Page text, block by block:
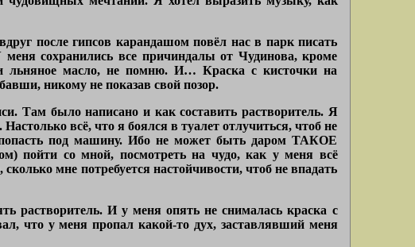
после гипсов карандашом повёл нас в парк писать
сохранились все причиндалы от Чудинова, кроме
льняное масло, не помню. И… Краска с кисточки на
никому не показав свой позор.
Там было написано и как составить растворитель. Я
всё, что я боялся в туалет отлучиться, чтоб не
под машину. Ибо не может быть даром ТАКОЕ
пойти со мной, посмотреть на чудо, как у меня всё
мне потребуется настойчивости, чтоб не впадать
растворитель. И у меня опять не снималась краска с
что у меня пропал какой-то дух, заставлявший меня